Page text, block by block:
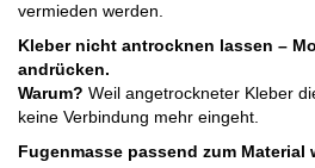
vermieden werden.
Kleber nicht antrocknen lassen –
andrücken.
Warum? Weil angetrockneter Kleber
keine Verbindung mehr eingeht.
Fugenmasse passend zum Material